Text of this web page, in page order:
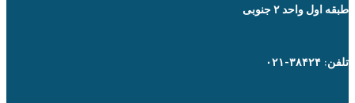
طبقه اول واحد ۲ جنوبی
تلفن: ۳۸۴۲۴-۰۲۱